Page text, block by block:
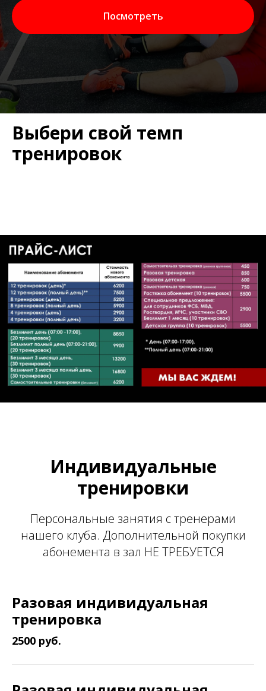
Посмотреть
Выбери свой темп
тренировок
Индивидуальные
тренировки
Персональные занятия с тренерами
нашего клуба. Дополнительной покупки
абонемента в зал НЕ ТРЕБУЕТСЯ
Разовая индивидуальная
тренировка
2500 руб.